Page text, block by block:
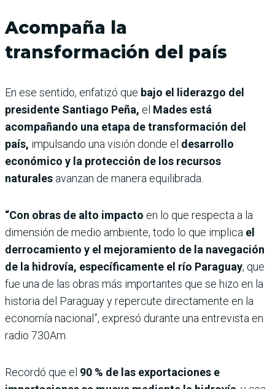
Acompaña la
transformación del país
En ese sentido, enfatizó que bajo el liderazgo del
presidente Santiago Peña, el Mades está
acompañando una etapa de transformación del
país, impulsando una visión donde el desarrollo
económico y la protección de los recursos
naturales avanzan de manera equilibrada.
“Con obras de alto impacto en lo que respecta a la
dimensión de medio ambiente, todo lo que implica el
derrocamiento y el mejoramiento de la navegación
de la hidrovía, específicamente el río Paraguay, que
fue una de las obras más importantes que se hizo en la
historia del Paraguay y repercute directamente en la
economía nacional”, expresó durante una entrevista en
radio 730Am.
Recordó que el 90 % de las exportaciones e